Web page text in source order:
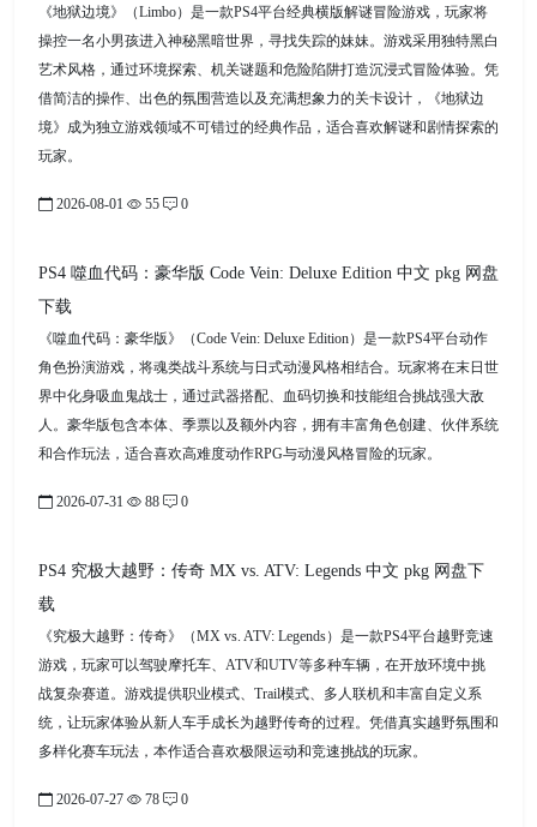
《地狱边境》（Limbo）是一款PS4平台经典横版解谜冒险游戏，玩家将
操控一名小男孩进入神秘黑暗世界，寻找失踪的妹妹。游戏采用独特黑白
艺术风格，通过环境探索、机关谜题和危险陷阱打造沉浸式冒险体验。凭
借简洁的操作、出色的氛围营造以及充满想象力的关卡设计，《地狱边
境》成为独立游戏领域不可错过的经典作品，适合喜欢解谜和剧情探索的
玩家。
2026-08-01 55 0
PS4 噬血代码：豪华版 Code Vein: Deluxe Edition 中文 pkg 网盘
下载
《噬血代码：豪华版》（Code Vein: Deluxe Edition）是一款PS4平台动作
角色扮演游戏，将魂类战斗系统与日式动漫风格相结合。玩家将在末日世
界中化身吸血鬼战士，通过武器搭配、血码切换和技能组合挑战强大敌
人。豪华版包含本体、季票以及额外内容，拥有丰富角色创建、伙伴系统
和合作玩法，适合喜欢高难度动作RPG与动漫风格冒险的玩家。
2026-07-31 88 0
PS4 究极大越野：传奇 MX vs. ATV: Legends 中文 pkg 网盘下
载
《究极大越野：传奇》（MX vs. ATV: Legends）是一款PS4平台越野竞速
游戏，玩家可以驾驶摩托车、ATV和UTV等多种车辆，在开放环境中挑
战复杂赛道。游戏提供职业模式、Trail模式、多人联机和丰富自定义系
统，让玩家体验从新人车手成长为越野传奇的过程。凭借真实越野氛围和
多样化赛车玩法，本作适合喜欢极限运动和竞速挑战的玩家。
2026-07-27 78 0